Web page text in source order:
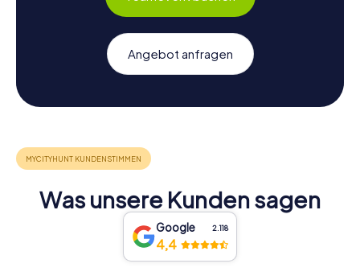
Angebot anfragen
Was unsere Kunden sagen
Google 2.118
4,4